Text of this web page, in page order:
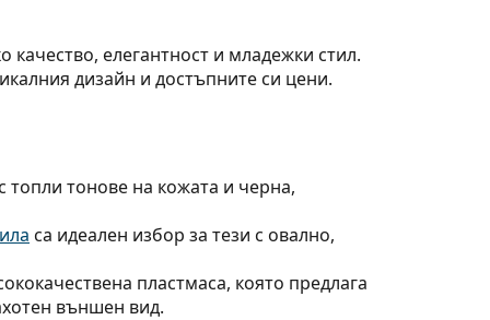
качество, елегантност и младежки стил.
дизайн и достъпните си цени.
тонове на кожата и черна,
са идеален избор за тези с овално,
пластмаса, която предлага
външен вид.